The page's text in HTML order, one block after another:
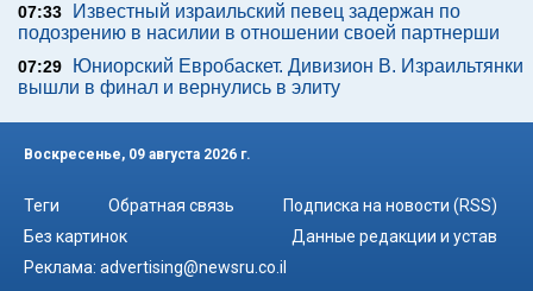
07:33
Известный израильский певец задержан по
подозрению в насилии в отношении своей партнерши
07:29
Юниорский Евробаскет. Дивизион В. Израильтянки
вышли в финал и вернулись в элиту
Воскресенье, 09 августа 2026 г.
Теги Обратная связь
Подписка на новости (RSS)
Без картинок
Данные редакции и устав
Реклама: advertising@newsru.co.il